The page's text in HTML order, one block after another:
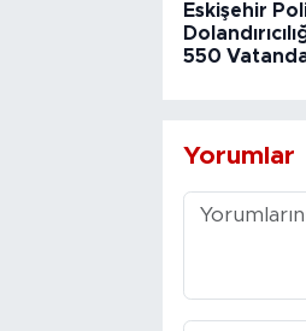
Eskişehir
550
Yorumlar